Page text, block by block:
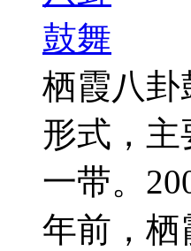
栖霞八卦
形式，
一带。
年前，栖